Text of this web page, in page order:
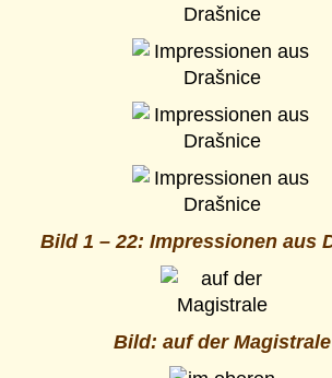
Bild 1 – 22: Impressionen aus
Bild: auf der Magistrale